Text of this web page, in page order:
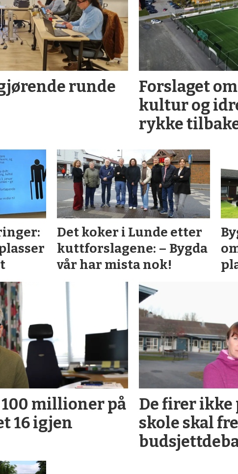
runde
Forslaget
kultur og
rykke
Det koker i Lunde etter
kuttforslagene: – Bygda
vår har mista nok!
millioner på
16 igjen
De firer ikke
skole skal